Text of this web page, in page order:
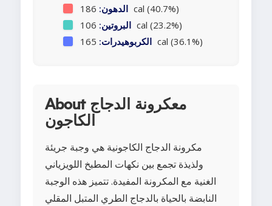
الدهون: 186 cal (40.7%)
البروتين: 106 cal (23.2%)
الكربوهيدرات: 165 cal (36.1%)
About معكرونة الدجاج
الكاجون
مكرونة الدجاج الكاجونية هي وجبة جريئة
ولذيذة تجمع بين نكهات المطبخ اللويزياني
الغنية مع المكرونة المفيدة. تتميز هذه الوجبة
النابضة بالحياة بالدجاج الطري المتبل المقلي